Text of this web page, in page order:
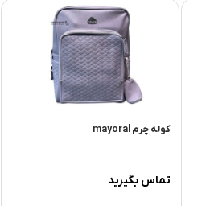
کوله چرم mayoral
تماس بگیرید